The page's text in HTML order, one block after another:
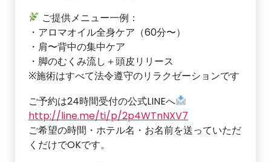
ご提供メニュー一例：
・アロマオイル全身ケア（60分〜）
・肩〜背中の集中ケア
・脚のむくみ流し＋頭皮リリース
※施術はすべて法令遵守のリラクゼーションです
ご予約は24時間受付の公式LINEへ
http://line.me/ti/p/2p4WTnNXV7
ご希望の時間・ホテル名・お名前を送っていただ
くだけでOKです。